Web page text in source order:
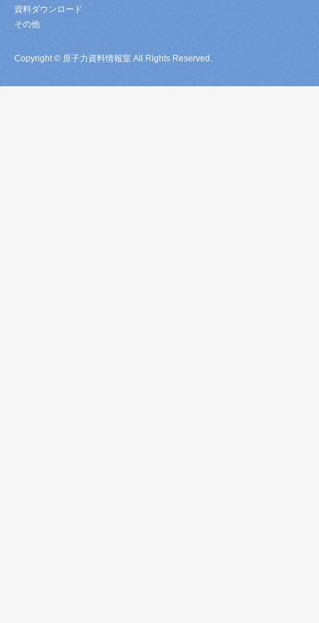
資料ダウンロード
その他
Copyright © 原子力資料情報室 All Rights Reserved.